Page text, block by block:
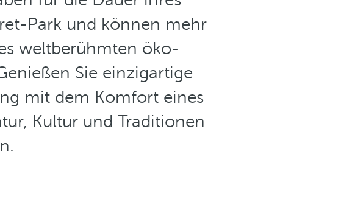
Park und können mehr
weltberühmten öko-
Sie einzigartige
mit dem Komfort eines
Kultur und Traditionen